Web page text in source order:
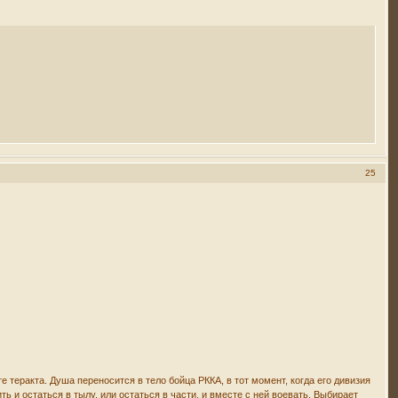
25
Душа переносится в тело бойца РККА, в тот момент, когда его дивизия
и остаться в тылу, или остаться в части, и вместе с ней воевать. Выбирает